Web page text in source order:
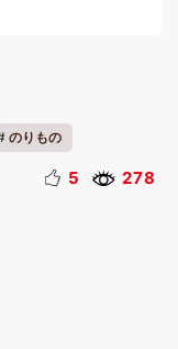
のりもの
ファミリー
5 278